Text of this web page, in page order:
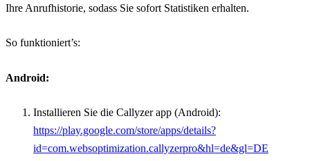
Ihre Anrufhistorie, sodass Sie sofort Statistiken erhalten.
So funktioniert’s:
Android:
Installieren Sie die Callyzer app (Android):
https://play.google.com/store/apps/details?
id=com.websoptimization.callyzerpro&hl=de&gl=DE